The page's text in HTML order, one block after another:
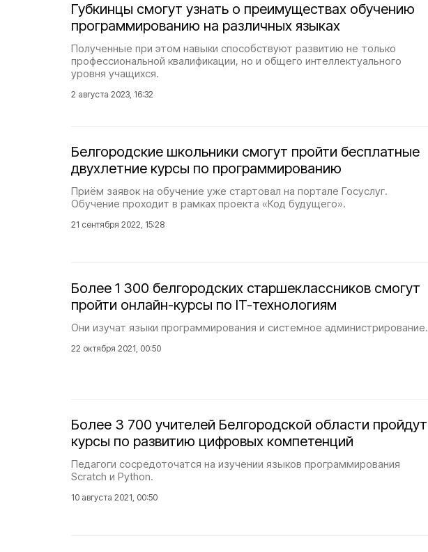
Губкинцы смогут узнать о преимуществах обучению
программированию на различных языках
Полученные при этом навыки способствуют развитию не только
профессиональной квалификации, но и общего интеллектуального
уровня учащихся.
2 августа 2023, 16:32
Белгородские школьники смогут пройти бесплатные
двухлетние курсы по программированию
Приём заявок на обучение уже стартовал на портале Госуслуг.
Обучение проходит в рамках проекта «Код будущего».
21 сентября 2022, 15:28
Более 1 300 белгородских старшеклассников смогут
пройти онлайн-курсы по IT-технологиям
Они изучат языки программирования и системное администрирование.
22 октября 2021, 00:50
Более 3 700 учителей Белгородской области пройдут
курсы по развитию цифровых компетенций
Педагоги сосредоточатся на изучении языков программирования
Scratch и Python.
10 августа 2021, 00:50